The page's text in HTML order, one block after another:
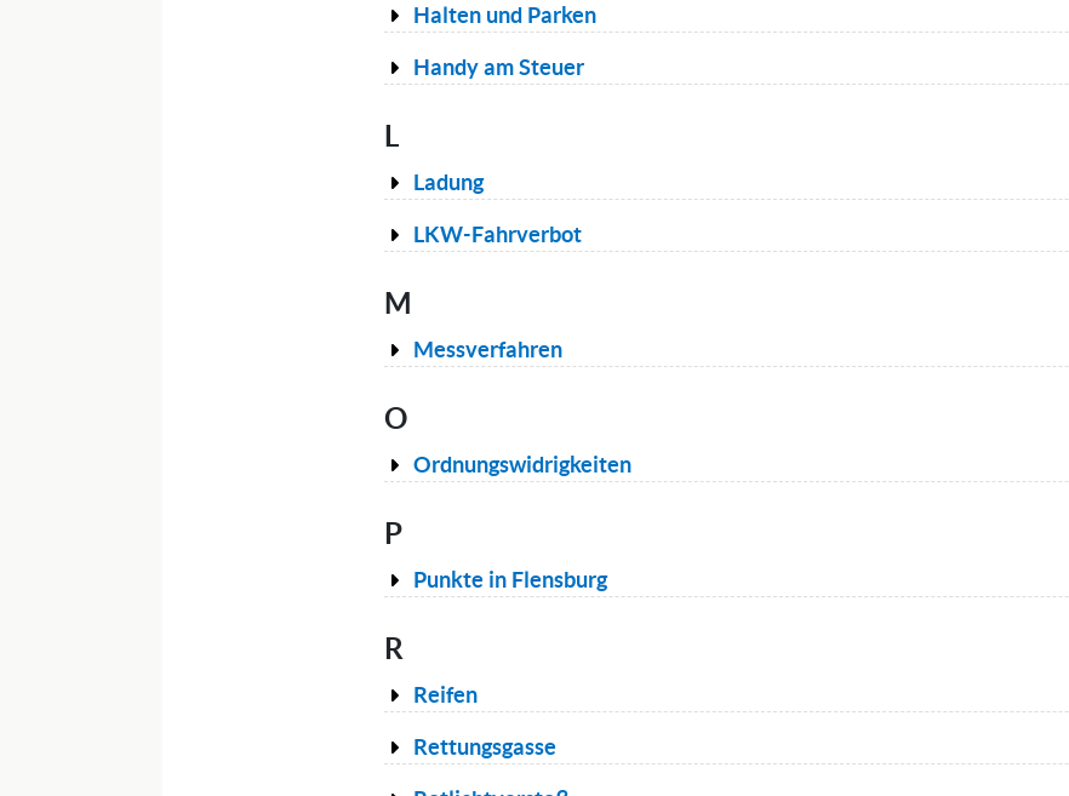
Halten und Parken
Handy am Steuer
L
Ladung
LKW-Fahrverbot
M
Messverfahren
O
Ordnungswidrigkeiten
P
Punkte in Flensburg
R
Reifen
Rettungsgasse